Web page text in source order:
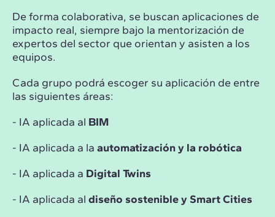
De forma colaborativa, se buscan aplicaciones de
impacto real, siempre bajo la mentorización de
expertos del sector que orientan y asisten a los
equipos.
Cada grupo podrá escoger su aplicación de entre
las siguientes áreas:
- IA aplicada al BIM
- IA aplicada a la automatización y la robótica
- IA aplicada a Digital Twins
- IA aplicada al diseño sostenible y Smart Cities